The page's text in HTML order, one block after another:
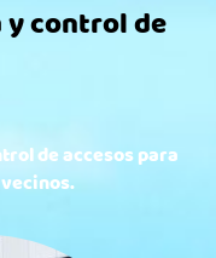
y control de
de accesos para